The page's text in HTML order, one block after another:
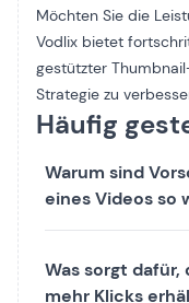
Möchten Sie die
Vodlix bietet
gestützter
Strategie zu
Häufig
Warum sind
eines Videos so
Was sorgt dafür,
mehr Klicks